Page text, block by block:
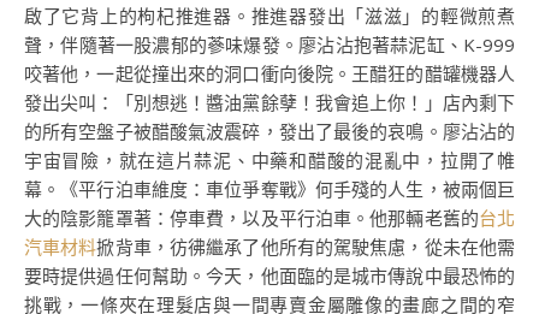
啟了它背上的枸杞推進器。推進器發出「滋滋」的輕微煎煮
聲，伴隨著一股濃郁的蔘味爆發。廖沾沾抱著蒜泥缸、K-999
咬著他，一起從撞出來的洞口衝向後院。王醋狂的醋罐機器人
發出尖叫：「別想逃！醬油黨餘孽！我會追上你！」店內剩下
的所有空盤子被醋酸氣波震碎，發出了最後的哀鳴。廖沾沾的
宇宙冒險，就在這片蒜泥、中藥和醋酸的混亂中，拉開了帷
幕。《平行泊車維度：車位爭奪戰》何手殘的人生，被兩個巨
大的陰影籠罩著：停車費，以及平行泊車。他那輛老舊的台北
汽車材料掀背車，彷彿繼承了他所有的駕駛焦慮，從未在他需
要時提供過任何幫助。今天，他面臨的是城市傳說中最恐怖的
挑戰，一條夾在理髮店與一間專賣金屬雕像的畫廊之間的窄